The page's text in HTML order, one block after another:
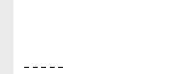
– – – – –